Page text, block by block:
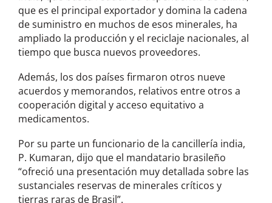
que es el principal exportador y domina la cadena
de suministro en muchos de esos minerales, ha
ampliado la producción y el reciclaje nacionales, al
tiempo que busca nuevos proveedores.
Además, los dos países firmaron otros nueve
acuerdos y memorandos, relativos entre otros a
cooperación digital y acceso equitativo a
medicamentos.
Por su parte un funcionario de la cancillería india,
P. Kumaran, dijo que el mandatario brasileño
“ofreció una presentación muy detallada sobre las
sustanciales reservas de minerales críticos y
tierras raras de Brasil”.